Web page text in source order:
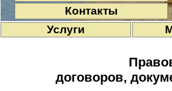
Контакты
Услуги
договоров,